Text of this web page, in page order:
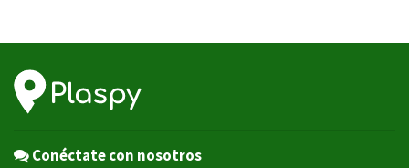
Conéctate con nosotros